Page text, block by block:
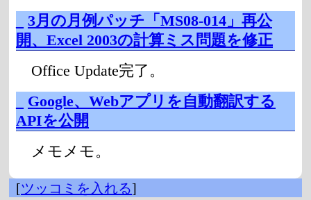
3月の月例パッチ「MS08-014」再公
開、Excel 2003の計算ミス問題を修正
Office Update完了。
Google、Webアプリを自動翻訳する
APIを公開
メモメモ。
[ツッコミを入れる]